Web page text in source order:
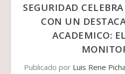
SEGURIDAD
CON UN
ACADEMICO:
Publicado por Luis Rene